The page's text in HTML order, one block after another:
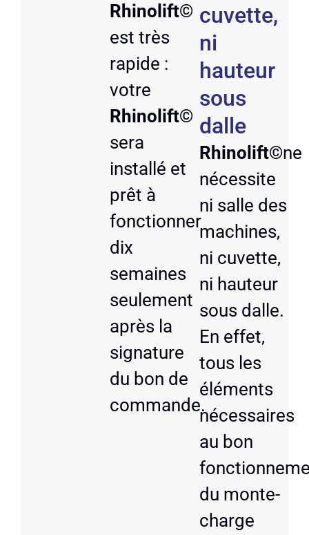
Rhinolift©
est très
rapide :
votre
Rhinolift©
sera
installé et
prêt à
fonctionner
dix
semaines
seulement
après la
signature
du bon de
commande.
cuvette,
ni
hauteur
sous
dalle
Rhinolift©ne
nécessite
ni salle des
machines,
ni cuvette,
ni hauteur
sous dalle.
En effet,
tous les
éléments
nécessaires
au bon
du monte-
charge